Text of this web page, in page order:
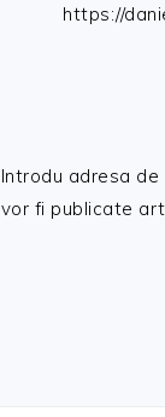
https://
Introdu adresa
vor fi publicate